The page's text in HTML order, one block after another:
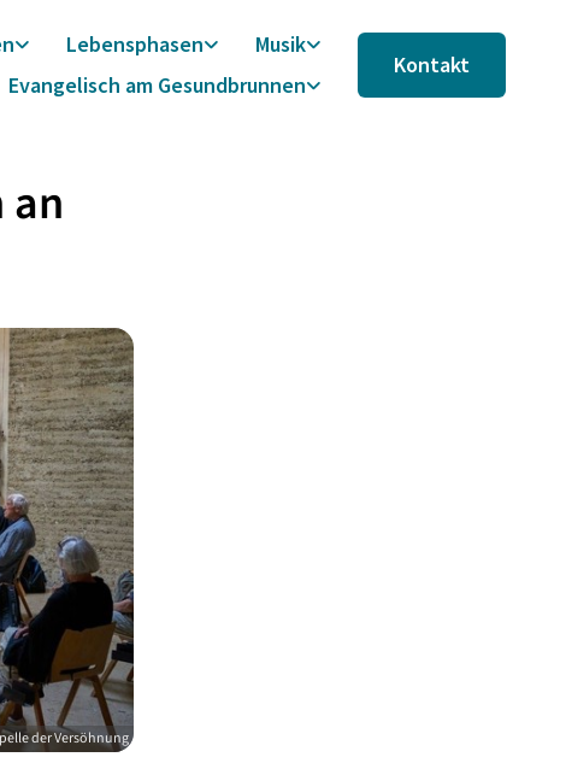
Lebensphasen
Musik
Evangelisch am Gesundbrunnen
Kontakt
an
der Versöhnung